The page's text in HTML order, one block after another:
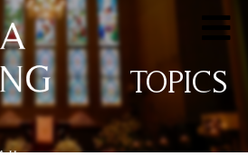
TOPICS